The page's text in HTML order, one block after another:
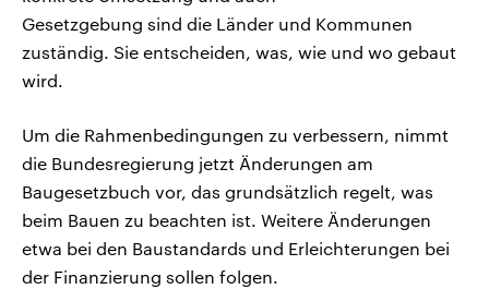
Gesetzgebung sind die Länder und Kommunen
zuständig. Sie entscheiden, was, wie und wo gebaut
wird.
Um die Rahmenbedingungen zu verbessern, nimmt
die Bundesregierung jetzt Änderungen am
Baugesetzbuch vor, das grundsätzlich regelt, was
beim Bauen zu beachten ist. Weitere Änderungen
etwa bei den Baustandards und Erleichterungen bei
der Finanzierung sollen folgen.